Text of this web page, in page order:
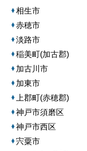
相生市
赤穂市
淡路市
稲美町(加古郡)
加古川市
加東市
上郡町(赤穂郡)
神戸市須磨区
神戸市西区
宍粟市